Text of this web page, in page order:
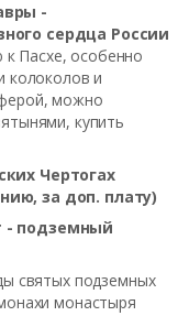
-
сердца России
к Пасхе, особенно
колоколов и
можно
купить
Чертогах
за доп. плату)
- подземный
святых подземных
монастыря